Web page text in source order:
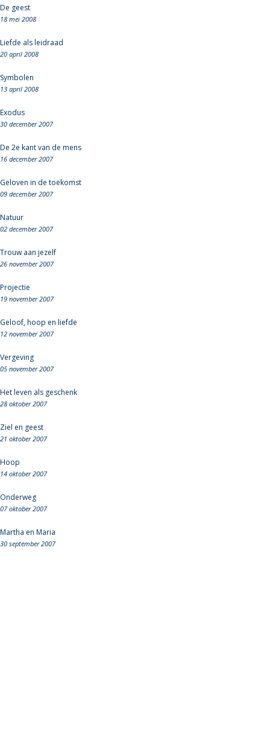
De geest
18 mei 2008
Liefde als leidraad
20 april 2008
Symbolen
13 april 2008
Exodus
30 december 2007
De 2e kant van de mens
16 december 2007
Geloven in de toekomst
09 december 2007
Natuur
02 december 2007
Trouw aan jezelf
26 november 2007
Projectie
19 november 2007
Geloof, hoop en liefde
12 november 2007
Vergeving
05 november 2007
Het leven als geschenk
28 oktober 2007
Ziel en geest
21 oktober 2007
Hoop
14 oktober 2007
Onderweg
07 oktober 2007
Martha en Maria
30 september 2007